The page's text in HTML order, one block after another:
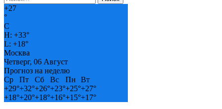
+27
°
C
H: +33°
L: +18°
Москва
Четверг, 06 Август
Прогноз на неделю
Ср
Пт Сб Вс Пн
Вт
+29°+32°+26°+23°+25°+27°
+18°+20°+18°+16°+15°+17°